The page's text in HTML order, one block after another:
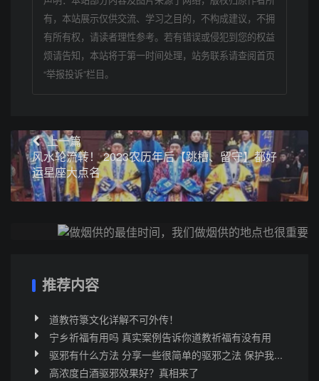
有，本站展示仅供交流、学习之目的，不构成建议，不拥
有所有权，请读者理性参考。若有错误或侵犯到您的权益
烦请告知，本站将于第一时间处理，站务联系请查阅首页
“举报投诉”栏目。
上一篇
风水轮流转！ 2023农历年后【跳槽、留守】都好
运星座大点名
下一篇
推荐内容
道教符箓文化详解不可外传！
宁乡祈福有用吗 真实案例告诉你道教祈福有没有用
驱邪有什么方法 分享一些很简单的驱邪之法 保护我...
高浓度白酒驱邪效果好？真相来了